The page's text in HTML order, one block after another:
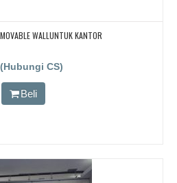
WALLUNTUK KANTOR
CS)
Beli